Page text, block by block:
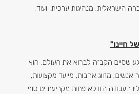
הישראלית, מנהיגות ערכית, ועוד.
חיינו"
שסיים הקב״ה לברוא את העולם, הוא
אנשים, מזווג אהבות, מייעד מקצועות,
העבודה הזו לא פחות מקריעת ים סוף.